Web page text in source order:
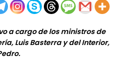
a cargo de los ministros de
Luis Basterra y del Interior,